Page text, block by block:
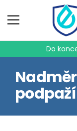
Do
podpaží